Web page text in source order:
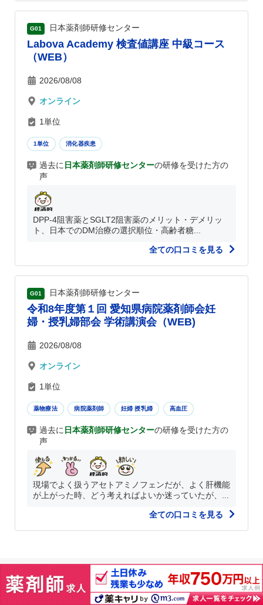
G01 日本薬剤師研修センター
Labova Academy 検査値講座 中級コース
（WEB）
2026/08/08
オンライン
1単位
1単位 消化器疾患
過去に 日本薬剤師研修センターの研修を受けた方の
声
DPP-4阻害薬とSGLT2阻害薬のメリット・デメリッ
ト、日本でのDM治療の選択順位・高齢者糖...
全ての口コミを見る
G01 日本薬剤師研修センター
令和8年度第１回 愛知県病院薬剤師会妊
婦・授乳婦部会 学術講演会（WEB)
2026/08/08
オンライン
1単位
薬物療法 病院薬剤師 妊婦 授乳婦 高血圧
過去に 日本薬剤師研修センターの研修を受けた方の
声
現場でよく扱うアセトアミノフェンだが、よく肝機能
が上がった時、どう考えればよいか迷っていたが、...
全ての口コミを見る